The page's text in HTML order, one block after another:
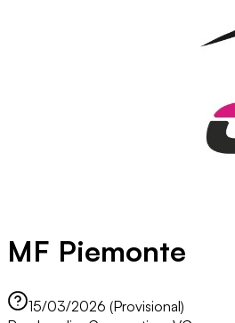
MF Piemonte
15/03/2026 (Provisional)